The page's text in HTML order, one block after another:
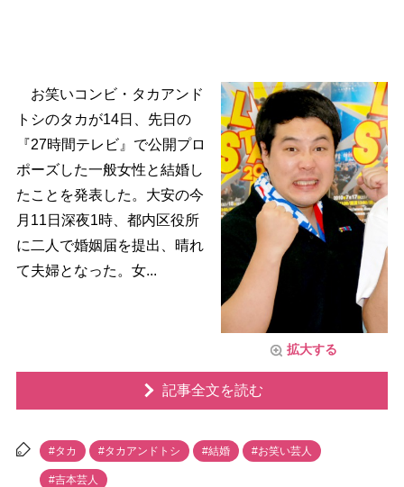
拡大する
お笑いコンビ・タカアンド
トシのタカが14日、先日の
『27時間テレビ』で公開プロ
ポーズした一般女性と結婚し
たことを発表した。大安の今
月11日深夜1時、都内区役所
に二人で婚姻届を提出、晴れ
て夫婦となった。女...
記事全文を読む
#タカ #タカアンドトシ #結婚 #お笑い芸人
#吉本芸人